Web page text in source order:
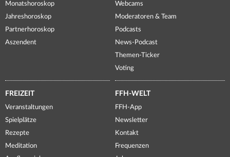
Monatshoroskop
Jahreshoroskop
Partnerhoroskop
Aszendent
Webcams
Moderatoren & Team
Podcasts
News-Podcast
Themen-Ticker
Voting
FREIZEIT
Veranstaltungen
Spielplätze
Rezepte
Meditation
FFH-WELT
FFH-App
Newsletter
Kontakt
Frequenzen